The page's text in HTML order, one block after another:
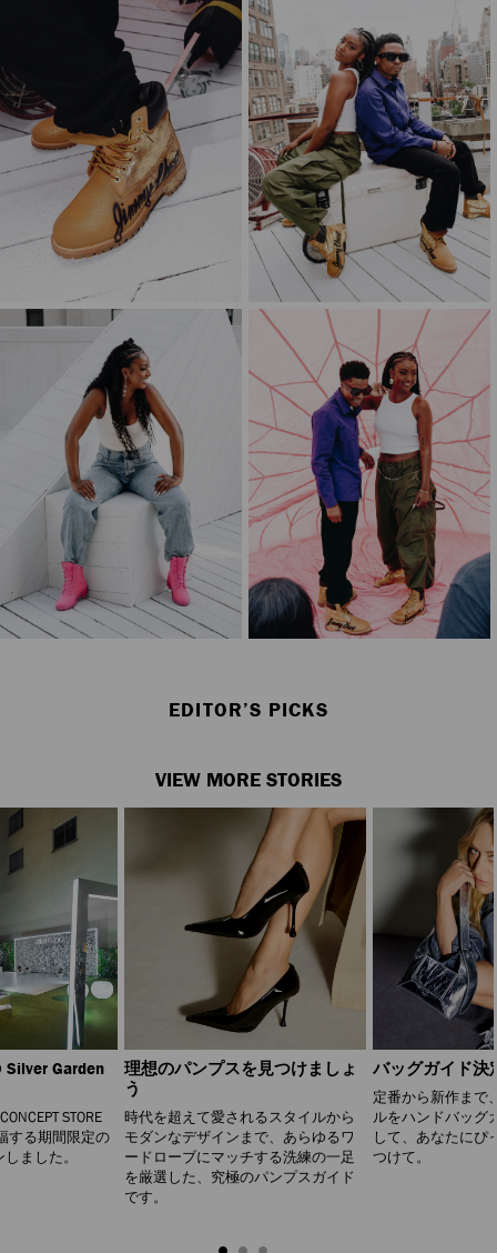
EDITOR’S PICKS
VIEW MORE STORIES
Silver Garden
STORE
する期間限定の
ました。
理想のパンプスを見つけましょ
う
時代を超えて愛されるスタイルから
モダンなデザインまで、あらゆるワ
ードローブにマッチする洗練の一足
を厳選した、究極のパンプスガイド
です。
バッグガイド決
定番から新作まで
ルをハンドバッグ
して、あなたにぴ
つけて。